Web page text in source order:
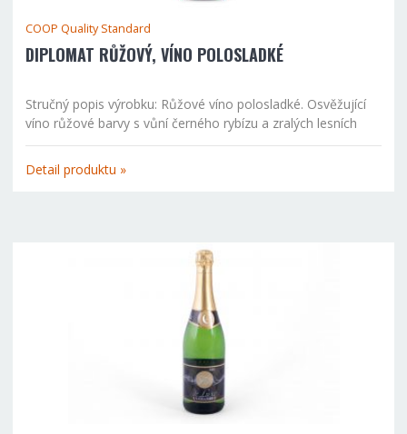
COOP Quality Standard
DIPLOMAT RŮŽOVÝ, VÍNO POLOSLADKÉ
Stručný popis výrobku: Růžové víno polosladké. Osvěžující
víno růžové barvy s vůní černého rybízu a zralých lesních
jahod se špetkou džemu. Doporučujeme podávat ke
kuřecímu masu, sladkovodním rybám, ovocným...
Detail produktu »